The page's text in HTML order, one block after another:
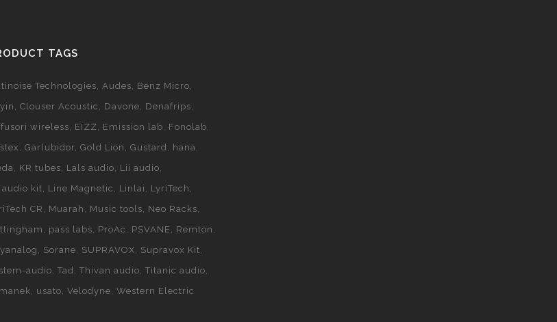
TAGS
Technologies Audes
Benz Micro
Clouser Acoustic Davone
Denafrips
wireless
EIZZ Emission lab
Fonolab
Garlubidor Gold Lion Gustard
hana
KR tubes Lals audio
Lii audio
audio kit
Line Magnetic Linlai
LyriTech
CR
Muarah Music tools
Neo Racks
pass labs ProAc PSVANE
Remton
Sorane SUPRAVOX
Supravox Kit
audio
Tad Thivan audio Titanic audio
usato Velodyne Western Electric